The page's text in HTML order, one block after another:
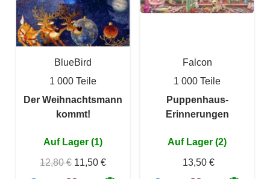
BlueBird
1 000 Teile
Der Weihnachtsmann
kommt!
Auf Lager (1)
12,80 € 11,50 €
Falcon
1 000 Teile
Puppenhaus-
Erinnerungen
Auf Lager (2)
13,50 €